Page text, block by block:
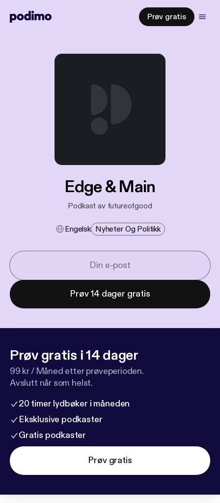
Prøv gratis
Edge & Main
Podkast av futureofgood
Engelsk Nyheter Og Politikk
Prøv 14 dager gratis
Prøv gratis i 14 dager
99 kr / Måned etter prøveperioden.
Avslutt når som helst.
20 timer lydbøker i måneden
Eksklusive podkaster
Gratis podkaster
Prøv gratis